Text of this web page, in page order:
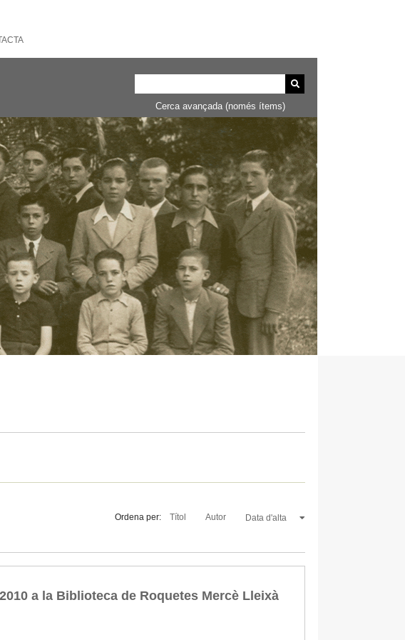
Cerca avançada (només ítems)
Ordena per: Títol Autor Data d'alta
a la Biblioteca de Roquetes Mercè Lleixà